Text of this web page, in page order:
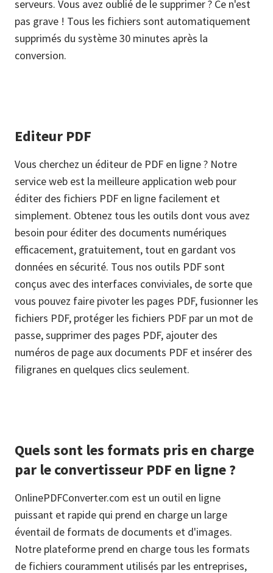
serveurs. Vous avez oublié de le supprimer ? Ce n'est
pas grave ! Tous les fichiers sont automatiquement
supprimés du système 30 minutes après la
conversion.
Editeur PDF
Vous cherchez un éditeur de PDF en ligne ? Notre
service web est la meilleure application web pour
éditer des fichiers PDF en ligne facilement et
simplement. Obtenez tous les outils dont vous avez
besoin pour éditer des documents numériques
efficacement, gratuitement, tout en gardant vos
données en sécurité. Tous nos outils PDF sont
conçus avec des interfaces conviviales, de sorte que
vous pouvez faire pivoter les pages PDF, fusionner les
fichiers PDF, protéger les fichiers PDF par un mot de
passe, supprimer des pages PDF, ajouter des
numéros de page aux documents PDF et insérer des
filigranes en quelques clics seulement.
Quels sont les formats pris en charge
par le convertisseur PDF en ligne ?
OnlinePDFConverter.com est un outil en ligne
puissant et rapide qui prend en charge un large
éventail de formats de documents et d'images.
Notre plateforme prend en charge tous les formats
de fichiers couramment utilisés par les entreprises,